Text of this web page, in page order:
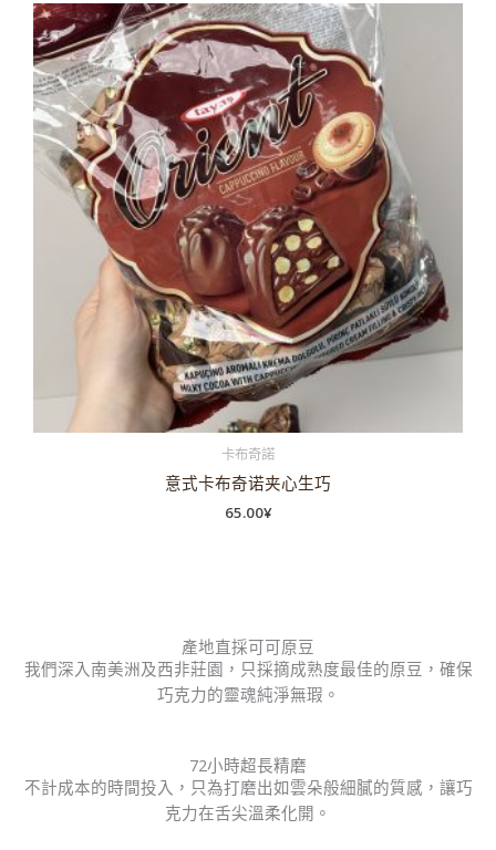
卡布奇諾
意式卡布奇诺夹心生巧
65.00¥
產地直採可可原豆
我們深入南美洲及西非莊園，只採摘成熟度最佳的原豆，確保
巧克力的靈魂純淨無瑕。
72小時超長精磨
不計成本的時間投入，只為打磨出如雲朵般細膩的質感，讓巧
克力在舌尖溫柔化開。